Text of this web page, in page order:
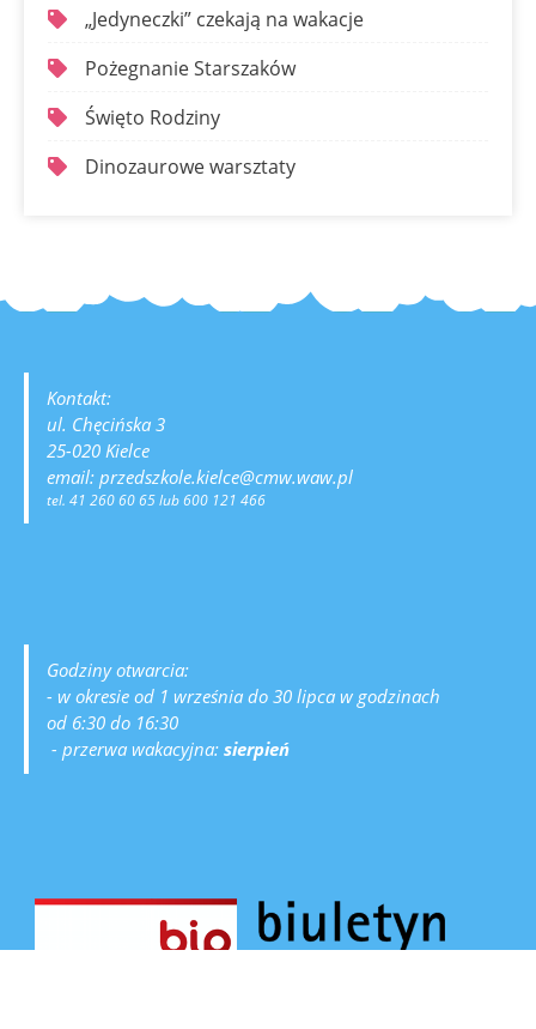
„Jedyneczki” czekają na wakacje
Pożegnanie Starszaków
Święto Rodziny
Dinozaurowe warsztaty
Kontakt:
ul. Chęcińska 3
25-020 Kielce
email: przedszkole.kielce@cmw.waw.pl
tel. 41 260 60 65 lub 600 121 466
Godziny otwarcia:
- w okresie od 1 września do 30 lipca w godzinach
od 6:30 do 16:30
- przerwa wakacyjna: sierpień